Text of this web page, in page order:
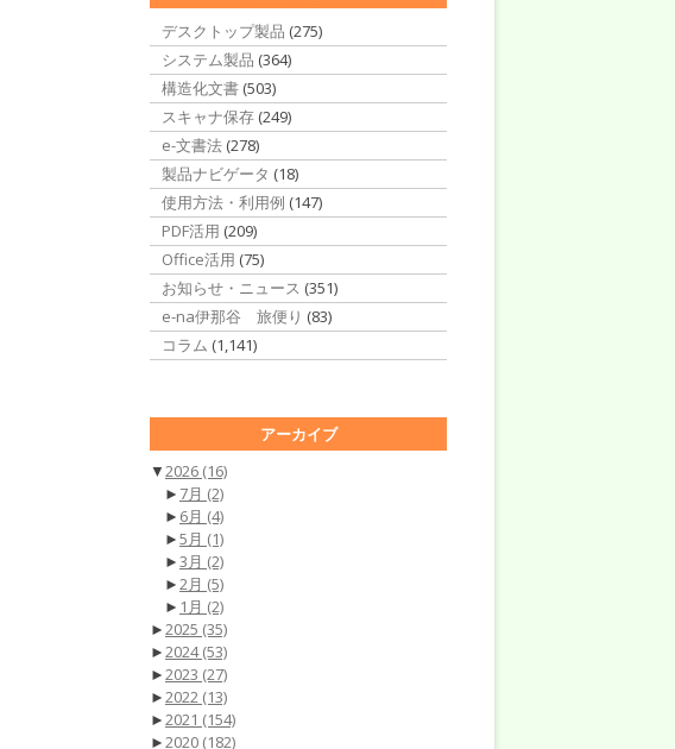
デスクトップ製品 (275)
システム製品 (364)
構造化文書 (503)
スキャナ保存 (249)
e-文書法 (278)
製品ナビゲータ (18)
使用方法・利用例 (147)
PDF活用 (209)
Office活用 (75)
お知らせ・ニュース (351)
e-na伊那谷 旅便り (83)
コラム (1,141)
アーカイブ
▼2026 (16)
► 7月 (2)
► 6月 (4)
►5月 (1)
►3月 (2)
►2月 (5)
► 1月 (2)
►2025 (35)
►2024(53)
►2023 (27)
►2022 (13)
►2021 (154)
►2020 (182)